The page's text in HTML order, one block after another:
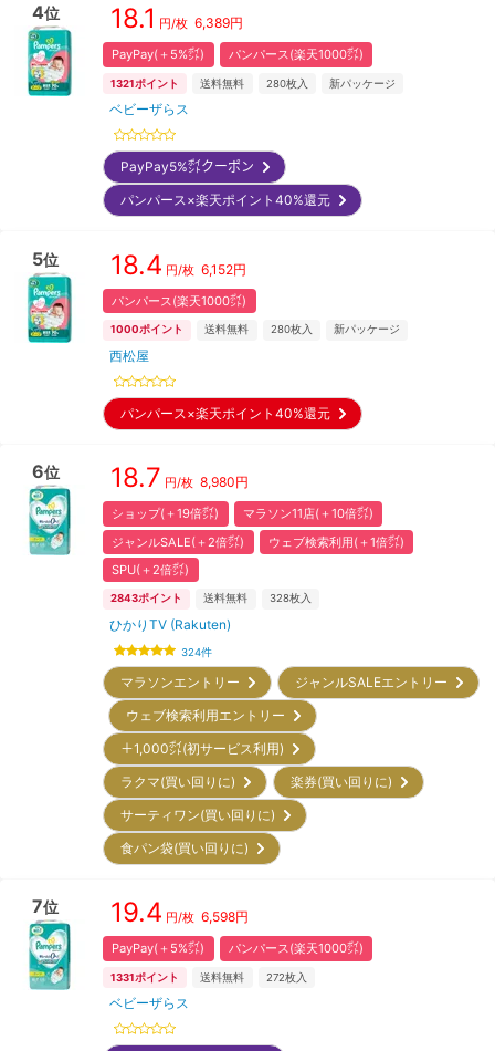
4位 18.1 円/枚 6,389円
PayPay(＋5%㌽) パンパース(楽天1000㌽)
1321ポイント 送料無料 280枚入 新パッケージ
ベビーザらス
PayPay5%㌽クーポン
パンパース×楽天ポイント40%還元
5位 18.4 円/枚 6,152円
パンパース(楽天1000㌽)
1000ポイント 送料無料 280枚入 新パッケージ
西松屋
パンパース×楽天ポイント40%還元
6位 18.7 円/枚 8,980円
ショップ(＋19倍㌽)
マラソン11店(＋10倍㌽)
ジャンルSALE(＋2倍㌽)
ウェブ検索利用(＋1倍㌽)
SPU(＋2倍㌽)
2843ポイント 送料無料 328枚入
ひかりTV (Rakuten)
324件
マラソンエントリー
ジャンルSALEエントリー
ウェブ検索利用エントリー
＋1,000㌽(初サービス利用)
ラクマ(買い回りに)
楽券(買い回りに)
サーティワン(買い回りに)
食パン袋(買い回りに)
7位 19.4 円/枚 6,598円
PayPay(＋5%㌽) パンパース(楽天1000㌽)
1331ポイント 送料無料 272枚入
ベビーザらス